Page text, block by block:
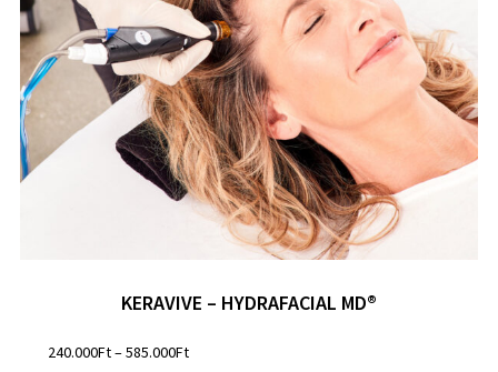
KERAVIVE – HYDRAFACIAL MD®
240.000Ft–585.000Ft